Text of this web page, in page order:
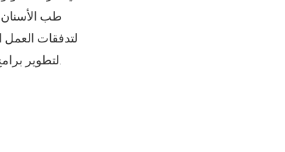
طب
لتدفقات العمل